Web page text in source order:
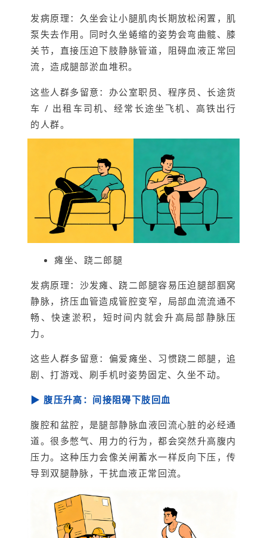
发病原理：久坐会让小腿肌肉长期放松闲置，肌
泵失去作用。同时久坐蜷缩的姿势会弯曲髋、膝
关节，直接压迫下肢静脉管道，阻碍血液正常回
流，造成腿部淤血堆积。
这些人群多留意：办公室职员、程序员、长途货
车 / 出租车司机、经常长途坐飞机、高铁出行
的人群。
瘫坐、跷二郎腿
发病原理：沙发瘫、跷二郎腿容易压迫腿部腘窝
静脉，挤压血管造成管腔变窄，局部血流流通不
畅、快速淤积，短时间内就会升高局部静脉压
力。
这些人群多留意：偏爱瘫坐、习惯跷二郎腿，追
剧、打游戏、刷手机时姿势固定、久坐不动。
▶ 腹压升高：间接阻碍下肢回血
腹腔和盆腔，是腿部静脉血液回流心脏的必经通
道。很多憋气、用力的行为，都会突然升高腹内
压力。这种压力会像关闸蓄水一样反向下压，传
导到双腿静脉，干扰血液正常回流。